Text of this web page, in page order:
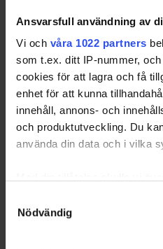
Ansvarsfull användning av
Vi och våra 1022 partners
som t.ex. ditt IP-nummer,
cookies för att lagra och få
enhet för att kunna
innehåll, annons- och
och produktutveckling. Du
använda din data och i vilka
kan ha en noggrannhet
Nödvändig
30 00:00
2026-09-
30 00:00
Brooklyn Tigers
Lejon
2026-10-02 00:00 Kalix HC -
Swehockey – Svenska
Sverige. Du kan följa dina
egna favoritlag i appen.